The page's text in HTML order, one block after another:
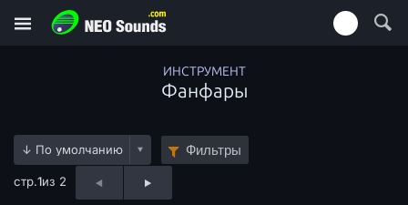
ИНСТРУМЕНТ
Фанфары
Фильтры
стр.1из 2